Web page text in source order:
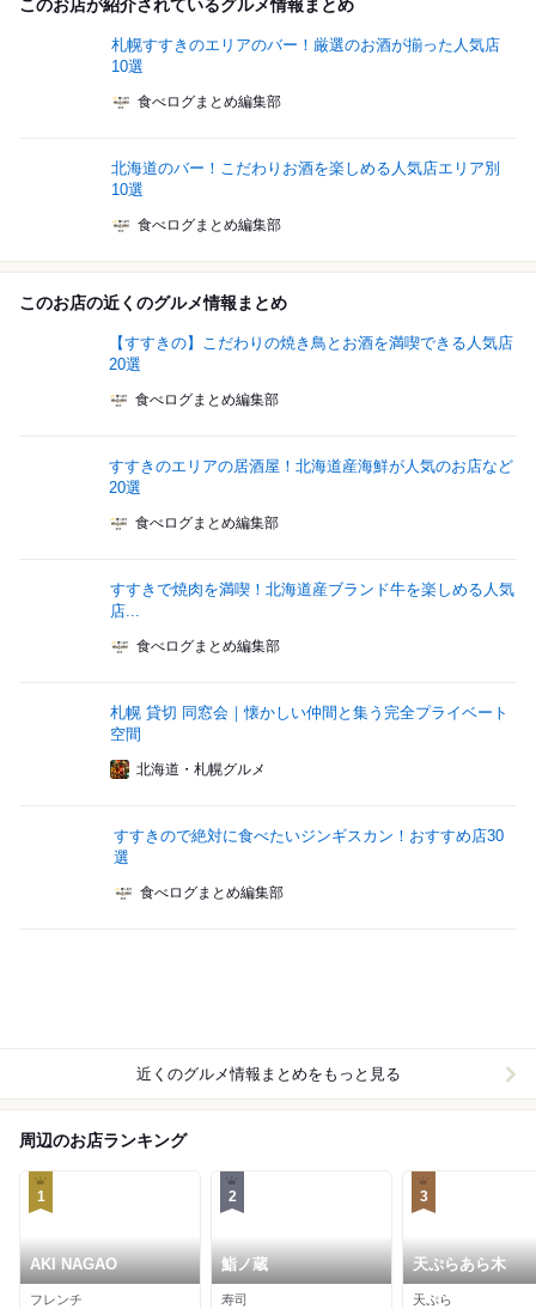
このお店が紹介されているグルメ情報まとめ
札幌すすきのエリアのバー！厳選のお酒が揃った人気店
10選
食べログまとめ編集部
北海道のバー！こだわりお酒を楽しめる人気店エリア別
10選
食べログまとめ編集部
このお店の近くのグルメ情報まとめ
【すすきの】こだわりの焼き鳥とお酒を満喫できる人気店
20選
食べログまとめ編集部
すすきのエリアの居酒屋！北海道産海鮮が人気のお店など
20選
食べログまとめ編集部
すすきで焼肉を満喫！北海道産ブランド牛を楽しめる人気
店...
食べログまとめ編集部
札幌 貸切 同窓会｜懐かしい仲間と集う完全プライベート
空間
北海道・札幌グルメ
すすきので絶対に食べたいジンギスカン！おすすめ店30
選
食べログまとめ編集部
近くのグルメ情報まとめをもっと見る
周辺のお店ランキング
1
AKI NAGAO
フレンチ
2
鮨ノ蔵
寿司
3
天ぷらあら木
天ぷら